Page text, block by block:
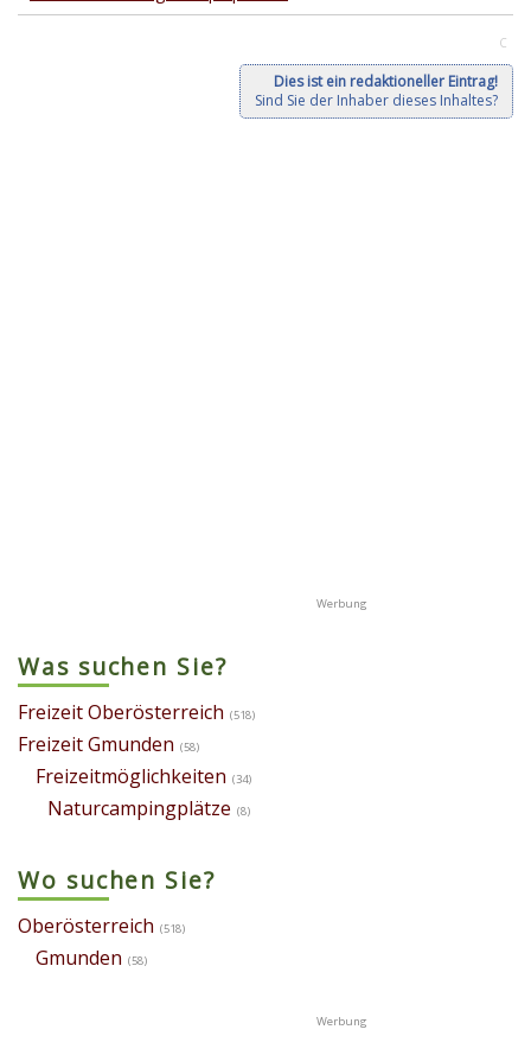
C
Dies ist ein redaktioneller Eintrag!
Sind Sie der Inhaber dieses Inhaltes?
Was suchen Sie?
Freizeit Oberösterreich (518)
Freizeit Gmunden (58)
Freizeitmöglichkeiten (34)
Naturcampingplätze (8)
Wo suchen Sie?
Oberösterreich (518)
Gmunden (58)